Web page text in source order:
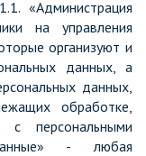
«Администрация
на управления
организуют и
данных, а
данных,
обработке,
с персональными
- любая